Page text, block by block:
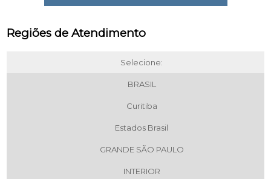
Regiões de Atendimento
Selecione:
BRASIL
Curitiba
Estados Brasil
GRANDE SÃO PAULO
INTERIOR